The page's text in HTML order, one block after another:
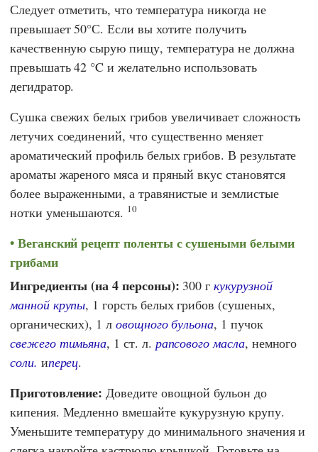
Следует отметить, что температура никогда не
превышает 50°С. Если вы хотите получить
качественную сырую пищу, температура не должна
превышать 42 °C и желательно использовать
дегидратор.
Сушка свежих белых грибов увеличивает сложность
летучих соединений, что существенно меняет
ароматический профиль белых грибов. В результате
ароматы жареного мяса и пряный вкус становятся
более выраженными, а травянистые и землистые
нотки уменьшаются. 10
Веганский рецепт поленты с сушеными белыми
грибами
Ингредиенты (на 4 персоны): 300 гкукурузной
манной крупы, 1 горсть белых грибов (сушеных,
органических), 1 л овощного бульона, 1 пучок
свежего тимьяна, 1 ст. л. рапсового масла, немного
соли. иперец.
Приготовление: Доведите овощной бульон до
кипения. Медленно вмешайте кукурузную крупу.
Уменьшите температуру до минимального значения и